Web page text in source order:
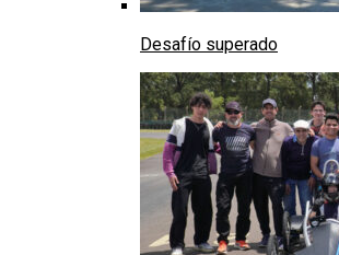
Desafío superado